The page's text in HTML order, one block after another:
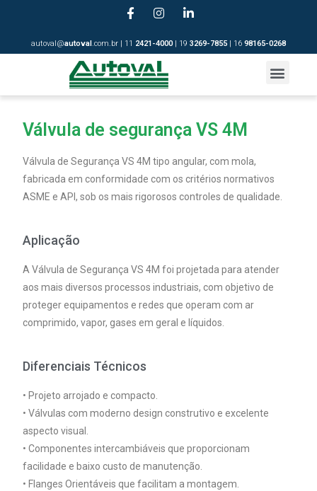
autoval@autoval.com.br | 11 2421-4000| 19 3269-7855 | 16 98165-0268
Válvula de segurança VS 4M
Válvula de Segurança VS 4M tipo angular, com mola,
fabricada em conformidade com os critérios normativos
ASME e API, sob os mais rigorosos controles de qualidade.
Aplicação
A Válvula de Segurança VS 4M foi projetada para atender
aos mais diversos processos industriais, com objetivo de
proteger equipamentos e redes que operam com ar
comprimido, vapor, gases em geral e líquidos.
Diferenciais Técnicos
• Projeto arrojado e compacto.
• Válvulas com moderno design construtivo e excelente
aspecto visual.
• Componentes intercambiáveis que proporcionam
facilidade e baixo custo de manutenção.
• Flanges Orientáveis que facilitam a montagem.